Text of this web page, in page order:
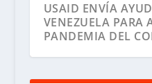
USAID ENVÍA
VENEZUELA PARA
PANDEMIA DEL